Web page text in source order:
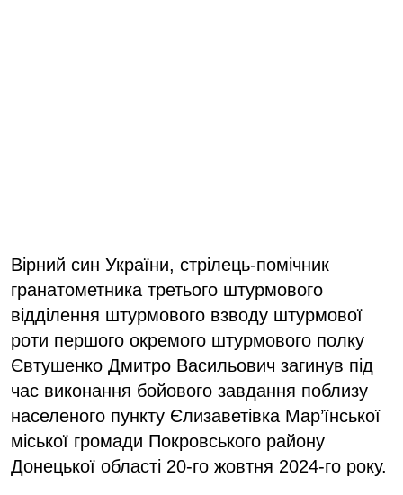
Вірний син України, стрілець-помічник
гранатометника третього штурмового
відділення штурмового взводу штурмової
роти першого окремого штурмового полку
Євтушенко Дмитро Васильович загинув під
час виконання бойового завдання поблизу
населеного пункту Єлизаветівка Мар’їнської
міської громади Покровського району
Донецької області 20-го жовтня 2024-го року.